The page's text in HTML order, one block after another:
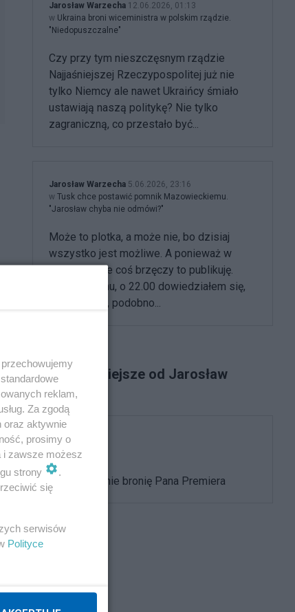
Jarosław Warzecha 12.06.2026, 01:13
w Ukraina broni wiceministra w polskim rządzie.
"Niedopuszczalne"
Czy przy tym nieszczęsnym rządzie
Najjaśniejszej Rzeczypospolitej już nie
tylko Niemcy ale nawet Ukraińcy śmiało
ustawiają naszą politykę? Nie tylko
zagraniczną, co przestało być...
Jarosław Warzecha 5.06.2026, 23:16
w Tusk chce postawić pomnik Mazowieckiemu.
"Jarosław chyba nie odmówi?"
Może to plotka, a może nie, bo dzisiaj
wszystko jest możliwe. A ponieważ w
każdej plotce coś brzęczy to publikuję.
Godzinę temu, o 22.00 dowiedziałem się,
że na marsz, podobno...
Najpopularniejsze od Jarosław
Warzecha
Polityka
Zdecydowanie bronię Pana Premiera
reklam,
Za zgodą
oraz aktywnie
prosimy o
i zawsze możesz
strony
się
serwisów
Polityce